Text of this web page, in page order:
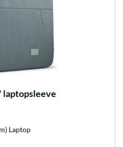
laptopsleeve
Laptop